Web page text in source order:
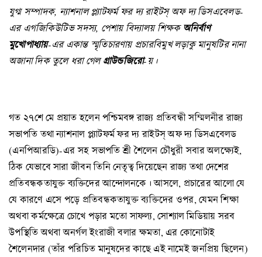
যুগ্ম সম্পাদক, ন্যাশনাল প্ল্যাটফর্ম ফর দ্য রাইটস্‌ অফ দ্য ডিসএবেলড-
এর এগজিকিউটিভ সদস্য, পেশায় বিদ্যালয় শিক্ষকঅনির্বাণ
মুখোপাধ্যায়-এর একান্ত স্মৃতিচারণায় প্রচারবিমুখ লড়াকু মানুষটির নানা
অজানা দিক তুলে ধরা গেলগ্রাউন্ডজিরো-য়।
গত ২৭শে মে প্রয়াত হলেন পশ্চিমবঙ্গ রাজ্য প্রতিবন্ধী সম্মিলনীর রাজ্য
সভাপতি তথা ন্যাশনাল প্ল্যাটফর্ম ফর দ্য রাইটস্‌ অফ দ্য ডিসএবেলড
(এনপিআরডি)-এর সহ সভাপতি শ্রী শৈলেন চৌধুরী সবার অলক্ষ্যেই,
ঠিক যেভাবে সারা জীবন তিনি নেতৃত্ব দিয়েছেন রাজ্য তথা দেশের
প্রতিবন্ধকতাযুক্ত ব্যক্তিদের আন্দোলনকে। আসলে, প্রচারের আলো যে
যে কারণে এসে পড়ে প্রতিবন্ধকতাযুক্ত ব্যক্তিদের ওপর, যেমন শিক্ষা
অথবা কর্মক্ষেত্রে চোখে পড়ার মতো সাফল্য, সোশ্যাল মিডিয়ায় সরব
উপস্থিতি অথবা অনর্গল ইংরাজী বলার ক্ষমতা, এর কোনোটাই
শৈলেনদার (তাঁর পরিচিত মানুষদের কাছে এই নামেই জনপ্রিয় ছিলেন)